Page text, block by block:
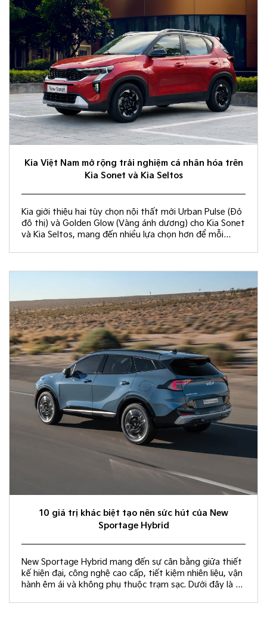
Kia Việt Nam mở rộng trải nghiệm cá nhân hóa trên
Kia Sonet và Kia Seltos
Kia giới thiệu hai tùy chọn nội thất mới Urban Pulse (Đỏ
đô thị) và Golden Glow (Vàng ánh dương) cho Kia Sonet
và Kia Seltos, mang đến nhiều lựa chọn hơn để mỗi
10 giá trị khác biệt tạo nên sức hút của New
Sportage Hybrid
New Sportage Hybrid mang đến sự cân bằng giữa thiết
kế hiện đại, công nghệ cao cấp, tiết kiệm nhiên liệu, vận
hành êm ái và không phụ thuộc trạm sạc. Dưới đây là 10